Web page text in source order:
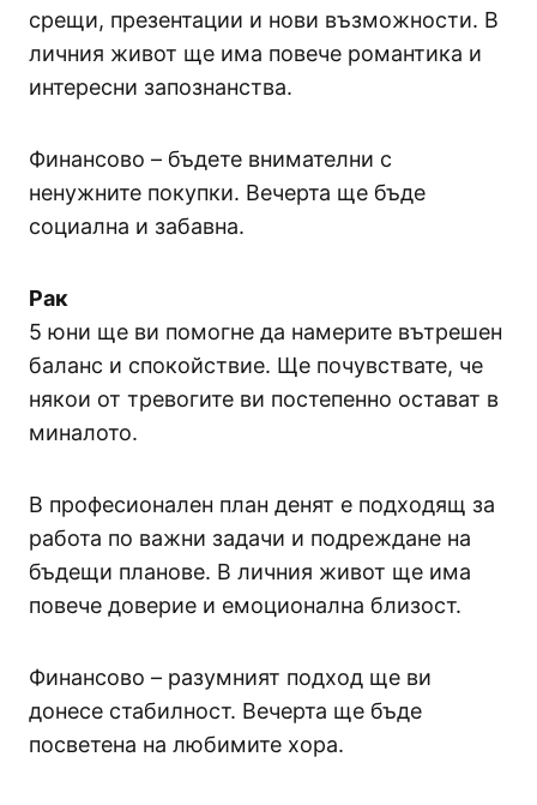
срещи, презентации и нови възможности. В
личния живот ще има повече романтика и
интересни запознанства.
Финансово – бъдете внимателни с
ненужните покупки. Вечерта ще бъде
социална и забавна.
Рак
5 юни ще ви помогне да намерите вътрешен
баланс и спокойствие. Ще почувствате, че
някои от тревогите ви постепенно остават в
миналото.
В професионален план денят е подходящ за
работа по важни задачи и подреждане на
бъдещи планове. В личния живот ще има
повече доверие и емоционална близост.
Финансово – разумният подход ще ви
донесе стабилност. Вечерта ще бъде
посветена на любимите хора.